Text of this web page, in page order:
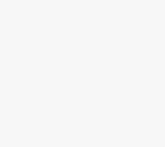
frente mar